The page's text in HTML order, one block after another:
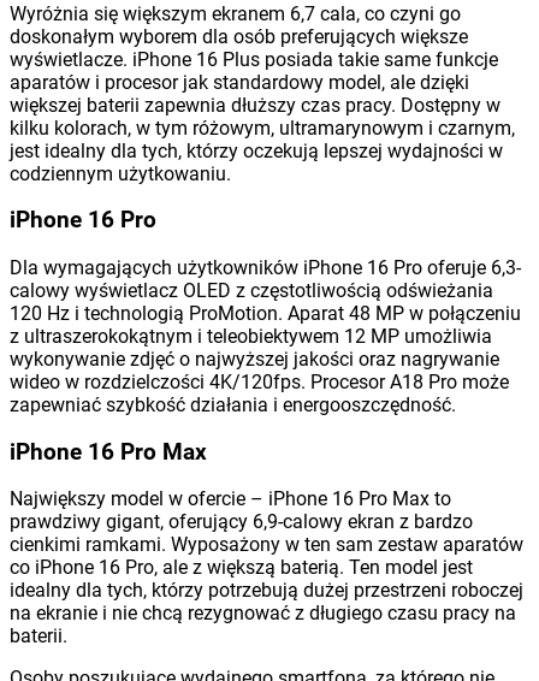
Wyróżnia się większym ekranem 6,7 cala, co czyni go
doskonałym wyborem dla osób preferujących większe
wyświetlacze. iPhone 16 Plus posiada takie same funkcje
aparatów i procesor jak standardowy model, ale dzięki
większej baterii zapewnia dłuższy czas pracy. Dostępny w
kilku kolorach, w tym różowym, ultramarynowym i czarnym,
jest idealny dla tych, którzy oczekują lepszej wydajności w
codziennym użytkowaniu​.
iPhone 16 Pro
Dla wymagających użytkowników iPhone 16 Pro oferuje 6,3-
calowy wyświetlacz OLED z częstotliwością odświeżania
120 Hz i technologią ProMotion. Aparat 48 MP w połączeniu
z ultraszerokokątnym i teleobiektywem 12 MP umożliwia
wykonywanie zdjęć o najwyższej jakości oraz nagrywanie
wideo w rozdzielczości 4K/120fps. Procesor A18 Pro może
zapewniać szybkość działania i energooszczędność.
iPhone 16 Pro Max
Największy model w ofercie – iPhone 16 Pro Max to
prawdziwy gigant, oferujący 6,9-calowy ekran z bardzo
cienkimi ramkami. Wyposażony w ten sam zestaw aparatów
co iPhone 16 Pro, ale z większą baterią. Ten model jest
idealny dla tych, którzy potrzebują dużej przestrzeni roboczej
na ekranie i nie chcą rezygnować z długiego czasu pracy na
baterii.